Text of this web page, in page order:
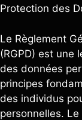
Protection des
Le Règlement
(RGPD) est une
des données
principes
des individus
personnelles.